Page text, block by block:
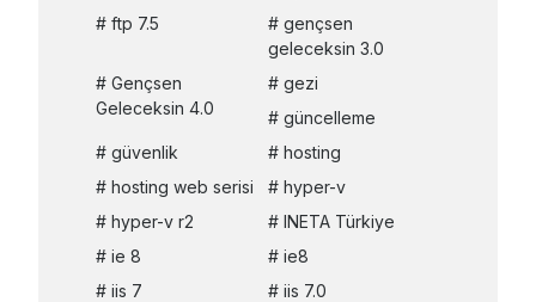
ftp 7.5
gençsen
geleceksin 3.0
Gençsen
Geleceksin 4.0
gezi
güncelleme
güvenlik
hosting
hosting web serisi
hyper-v
hyper-v r2
INETA Türkiye
ie 8
ie8
iis 7
iis 7.0